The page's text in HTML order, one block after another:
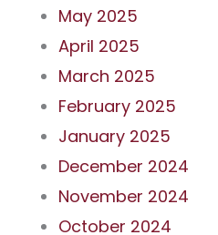
May 2025
April 2025
March 2025
February 2025
January 2025
December 2024
November 2024
October 2024